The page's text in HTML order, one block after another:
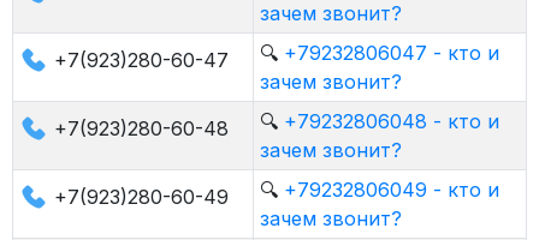
зачем звонит?
+7(923)280-60-47
🔍 +79232806047 - кто и
зачем звонит?
+7(923)280-60-48
🔍 +79232806048 - кто и
зачем звонит?
+7(923)280-60-49
🔍 +79232806049 - кто и
зачем звонит?